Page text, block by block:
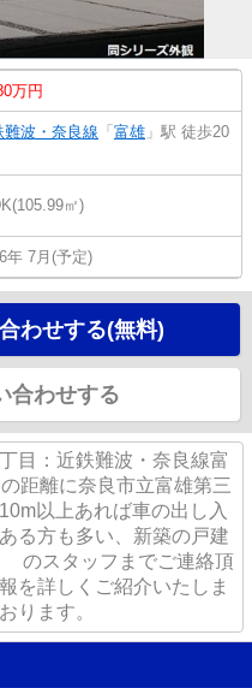
万円
難波・奈良線 「 富雄 」駅 徒歩20
㎡)
年 7月(予定)
わせする(無料)
合わせする
目：近鉄難波・奈良線富
距離に奈良市立富雄第三
以上あれば車の出し入
る方も多い、新築の戸建
のスタッフまでご連絡頂
を詳しくご紹介いたしま
ります。